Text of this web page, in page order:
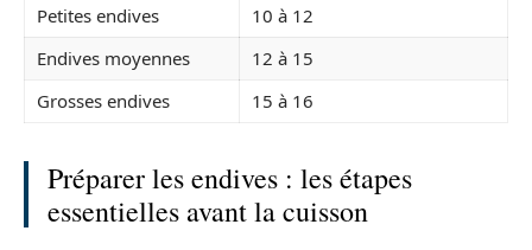
Petites endives
10 à 12
Endives moyennes
12 à 15
Grosses endives
15 à 16
Préparer les endives : les étapes
essentielles avant la cuisson